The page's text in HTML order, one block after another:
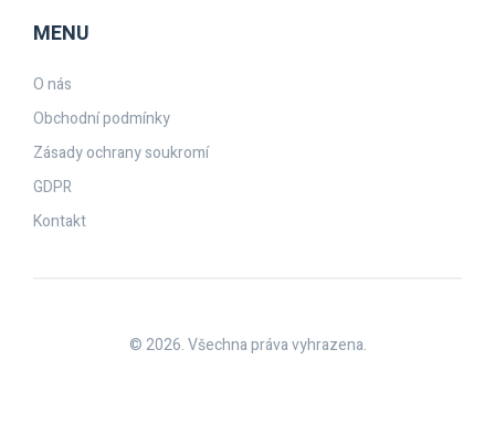
MENU
O nás
Obchodní podmínky
Zásady ochrany soukromí
GDPR
Kontakt
© 2026. Všechna práva vyhrazena.